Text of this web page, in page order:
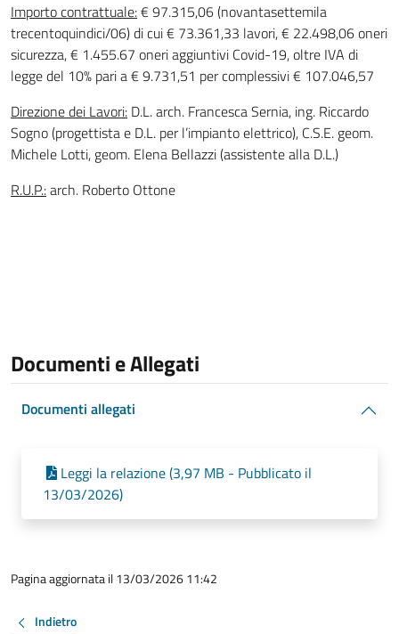
Importo contrattuale:€ 97.315,06 (novantasettemila
trecentoquindici/06) di cui € 73.361,33 lavori, € 22.498,06 oneri
sicurezza, € 1.455.67 oneri aggiuntivi Covid-19, oltre IVA di
legge del 10% pari a € 9.731,51 per complessivi € 107.046,57
Direzione dei Lavori: D.L. arch. Francesca Sernia, ing. Riccardo
Sogno (progettista e D.L. per l’impianto elettrico), C.S.E. geom.
Michele Lotti, geom. Elena Bellazzi (assistente alla D.L.)
R.U.P.:arch. Roberto Ottone
Documenti e Allegati
Documenti allegati
Leggi la relazione (3,97 MB - Pubblicato il
13/03/2026)
Pagina aggiornata il 13/03/2026 11:42
Indietro